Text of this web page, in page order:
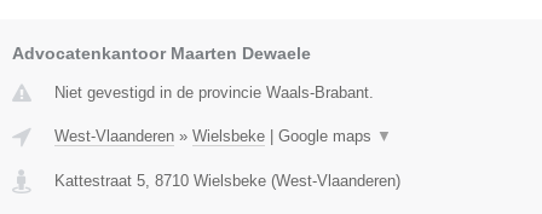
Advocatenkantoor Maarten Dewaele
Niet gevestigd in de provincie Waals-Brabant.
West-Vlaanderen » Wielsbeke Google maps ▼
Kattestraat 5 8710 Wielsbeke (West-Vlaanderen)